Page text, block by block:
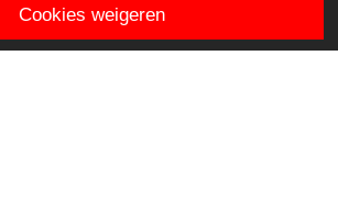
Cookies weigeren